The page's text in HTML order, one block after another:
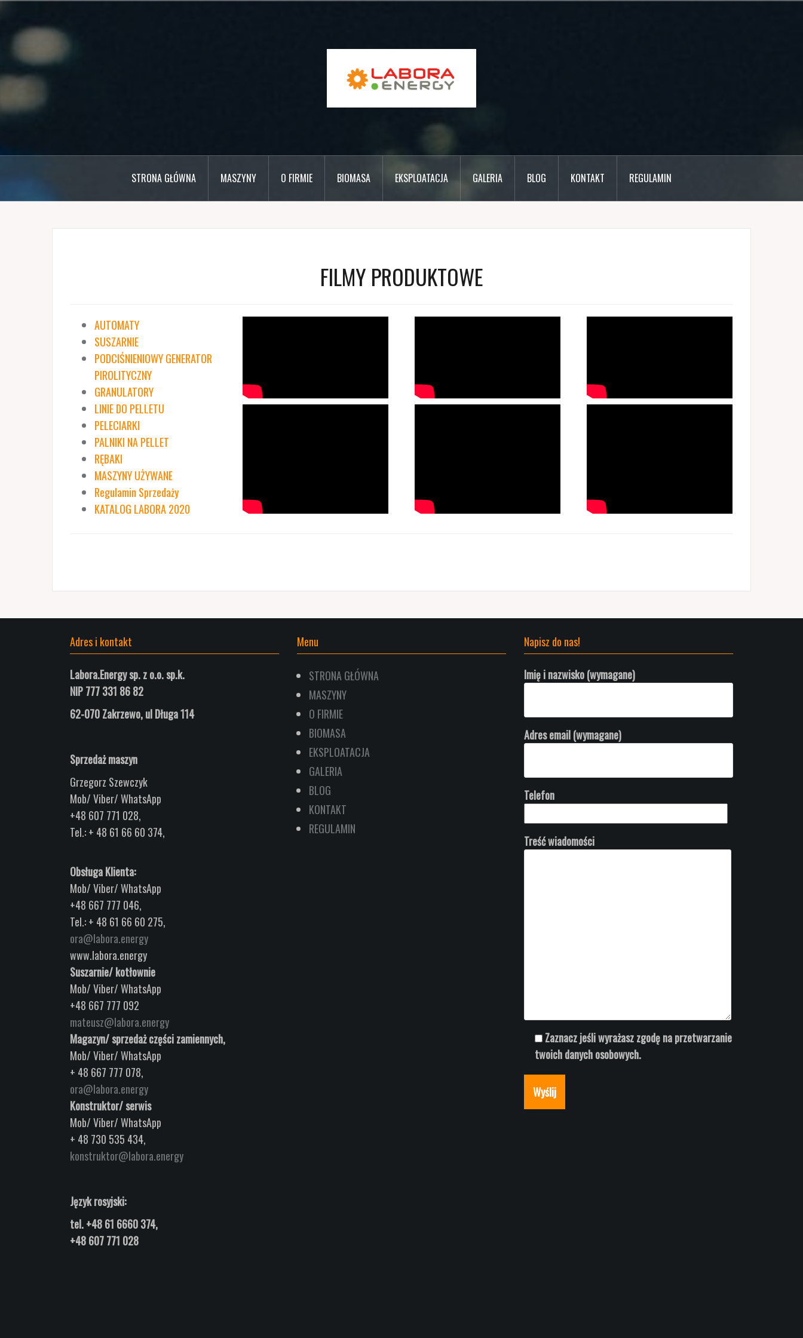
STRONA GŁÓWNA MASZYNY O FIRMIE BIOMASA EKSPLOATACJA GALERIA BLOG KONTAKT REGULAMIN
FILMY PRODUKTOWE
AUTOMATY
SUSZARNIE
PODCIŚNIENIOWY GENERATOR
PIROLITYCZNY
GRANULATORY
LINIE DO PELLETU
PELECIARKI
PALNIKI NA PELLET
RĘBAKI
MASZYNY UŻYWANE
Regulamin Sprzedaży
KATALOG LABORA 2020
Adres i kontakt
Labora.Energy sp. z o.o. sp.k.
NIP 777 331 86 82
62-070 Zakrzewo, ulDługa114
Sprzedaż maszyn
Grzegorz Szewczyk
Mob/ Viber/ WhatsApp
+48 607 771 028,
Tel.: + 48 61 66 60 374,
Obsługa Klienta:
Mob/ Viber/ WhatsApp
+48 667 777 046,
Tel.: + 48 61 66 60 275,
ora@labora.energy
www.labora.energy
Suszarnie/ kotłownie
Mob/ Viber/ WhatsApp
+48 667 777 092
mateusz@labora.energy
Magazyn/ sprzedaż części zamiennych,
Mob/ Viber/ WhatsApp
+ 48 667 777 078,
ora@labora.energy
Konstruktor/ serwis
Mob/ Viber/ WhatsApp
+ 48 730 535 434,
konstruktor@labora.energy
Język rosyjski:
tel.+48 61 6660 374,
+48 607 771 028
Menu
STRONA GŁÓWNA
MASZYNY
O FIRMIE
BIOMASA
EKSPLOATACJA
GALERIA
BLOG
KONTAKT
REGULAMIN
Napisz do nas!
Imię i nazwisko (wymagane)
Adres email (wymagane)
Telefon
Treść wiadomości
Zaznacz jeśli wyrażasz zgodę na przetwarzanie
twoich danych osobowych.